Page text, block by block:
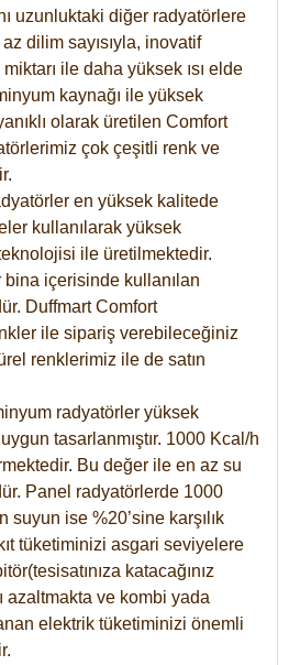
uzunluktaki diğer radyatörlere
dilim sayısıyla, inovatif
ile daha yüksek ısı elde
kaynağı ile yüksek
olarak üretilen Comfort
çok çeşitli renk ve
en yüksek kalitede
kullanılarak yüksek
ile üretilmektedir.
içerisinde kullanılan
Duffmart Comfort
ile sipariş verebileceğiniz
renklerimiz ile de satın
radyatörler yüksek
tasarlanmıştır. 1000 Kcal/h
Bu değer ile en az su
Panel radyatörlerde 1000
suyun ise %20’sine karşılık
tüketiminizi asgari seviyelere
katacağınız
azaltmakta ve kombi yada
elektrik tüketiminizi önemli